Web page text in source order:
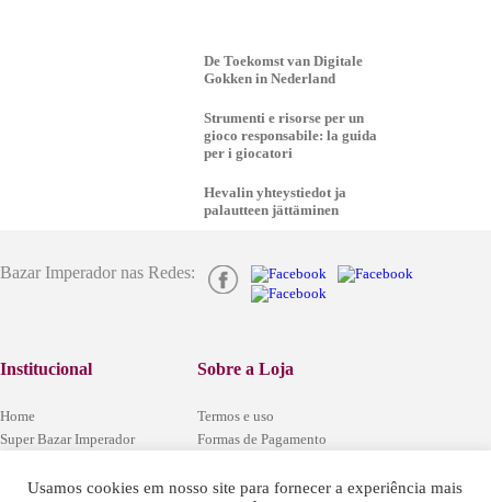
De Toekomst van Digitale
Gokken in Nederland
Strumenti e risorse per un
gioco responsabile: la guida
per i giocatori
Hevalin yhteystiedot ja
palautteen jättäminen
Usamos cookies em nosso site para fornecer a experiência mais
Bazar Imperador nas Redes:
Institucional
Home
Super Bazar Imperador
Central de Atendimento
Sobre a Loja
Termos e uso
Formas de Pagamento
Codigo Defesa do Consumidor